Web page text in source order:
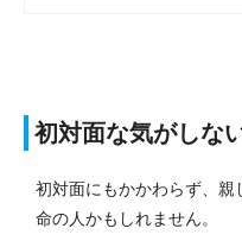
初対面な気がしな
初対面にもかかわらず、親
命の人かもしれません。